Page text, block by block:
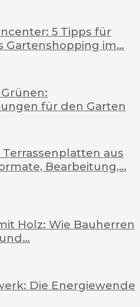
5 Tipps für
Gartenshopping im…
für den Garten
Terrassenplatten aus
Bearbeitung,…
Holz: Wie Bauherren
Die Energiewende